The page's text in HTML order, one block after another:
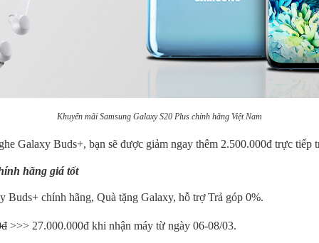
Khuyến mãi Samsung Galaxy S20 Plus chính hãng Việt Nam
Galaxy Buds+, bạn sẽ được giảm ngay thêm 2.500.000đ trực tiếp
hãng giá tốt
Buds+ chính hãng, Quà tặng Galaxy, hỗ trợ Trả góp 0%.
>>> 27.000.000đ khi nhận máy từ ngày 06-08/03.